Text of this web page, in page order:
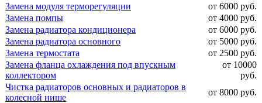
Замена модуля терморегуляции
от 6000 руб.
Замена помпы
от 4000 руб.
Замена радиатора кондиционера
от 6000 руб.
Замена радиатора основного
от 5000 руб.
Замена термостата
от 2500 руб.
Замена фланца охлаждения под впускным
коллектором
от 10000
руб.
Чистка радиаторов основных и радиаторов в
колесной нише
от 8000 руб.